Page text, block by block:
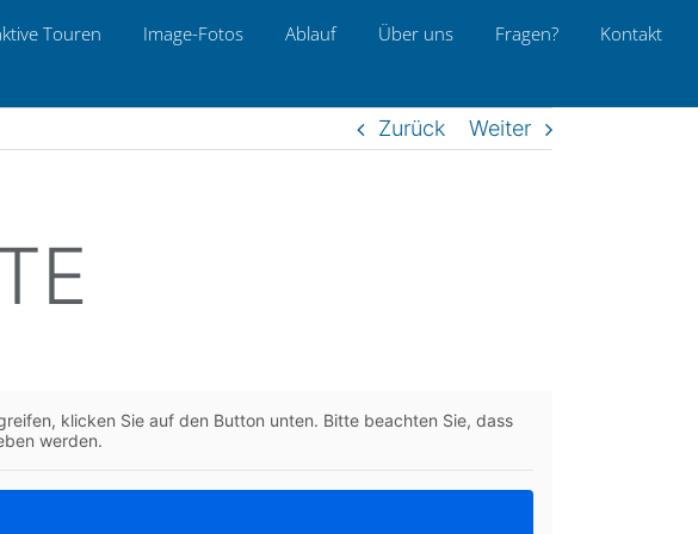
Touren Image-Fotos Ablauf Über uns Fragen? Kon­takt
Zurück Weiter
kli­cken Sie auf den Button unten. Bitte beach­ten Sie, dass
werden.